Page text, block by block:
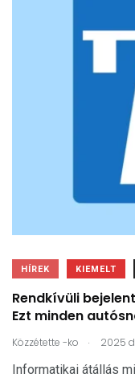
HÍREK KIEMELT
Rendkívüli
Ezt minden
Közzétette -ko . 2025
Informatikai átállás